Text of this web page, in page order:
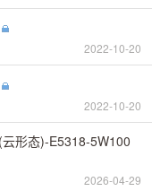
2022-10-20
2022-10-20
形态)-E5318-5W100
2026-04-29